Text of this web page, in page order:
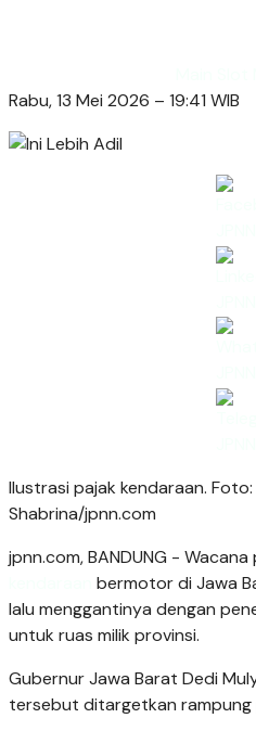
Rabu, 13 Mei 2026 – 19:41 WIB
Ilustrasi pajak kendaraan. Foto:
Shabrina/jpnn.com
jpnn.com, BANDUNG -
bermotor di Jawa
lalu menggantinya dengan
untuk ruas milik provinsi.
Gubernur Jawa Barat Dedi
tersebut ditargetkan rampung